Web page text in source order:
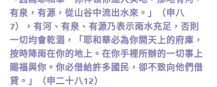
有泉，有源，從山谷中流出水來。」（申八
7），有河、有泉、有源乃表示雨水充足，否則
一切均會乾涸，「耶和華必為你開天上的府庫，
按時降雨在你的地上。在你手裡所辦的一切事上
賜福與你。你必借給許多國民，卻不致向他們借
貸。」（申二十八12）